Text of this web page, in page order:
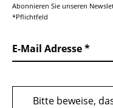
Abonnieren Sie unseren
*Pflichtfeld
E-Mail Adresse
Bitte beweise,